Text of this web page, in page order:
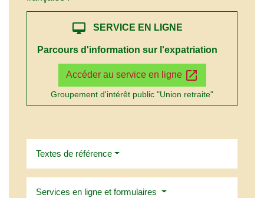
desktop_mac SERVICE EN LIGNE
Parcours d'information sur l'expatriation
Accéder au service en ligne open_in_new
Groupement d'intérêt public "Union retraite"
Textes de référence
Services en ligne et formulaires